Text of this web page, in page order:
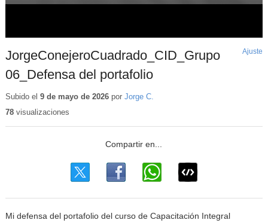
JorgeConejeroCuadrado_CID_Grupo
06_Defensa del portafolio
Ajuste
Subido el 9 de mayo de 2026por Jorge C.
78visualizaciones
Mi defensa del portafolio del curso de Capacitación Integral